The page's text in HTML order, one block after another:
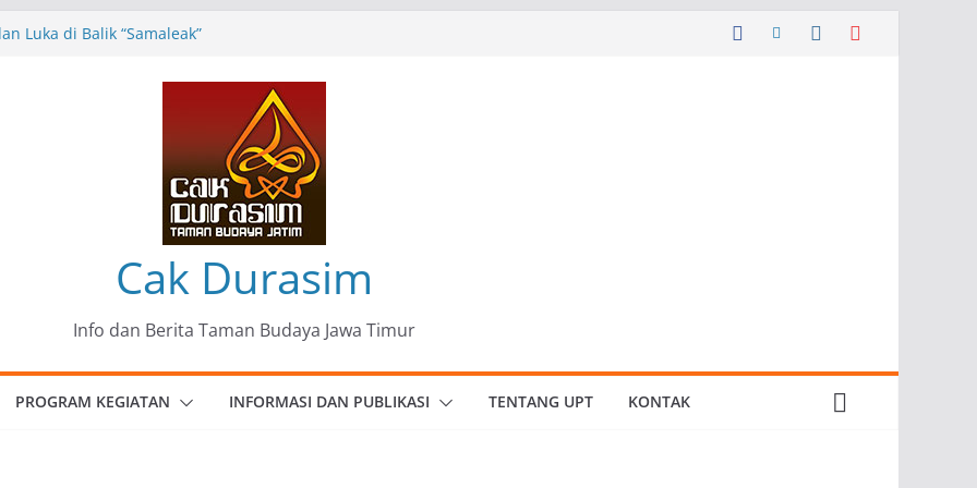
Luka di Balik “Samaleak”
Ungkapan Kritis Tentang Derita
Patria Seni Rupa Kota Blitar :
Menjadi Mantra Perlawanan
Cak Durasim
Info dan Berita Taman Budaya Jawa Timur
PROGRAM KEGIATAN INFORMASI DAN PUBLIKASI TENTANG UPT KONTAK